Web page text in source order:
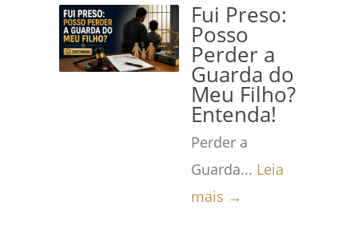
Fui Preso:
Posso
Perder a
Guarda do
Meu Filho?
Entenda!
Perder a
Guarda... Leia
mais →